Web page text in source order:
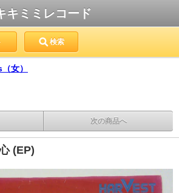
キミミレコード
検索
女）
次の商品へ
(EP)